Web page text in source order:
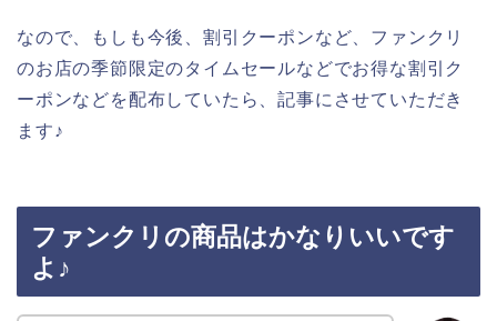
なので、もしも今後、割引クーポンなど、ファンクリ
のお店の季節限定のタイムセールなどでお得な割引ク
ーポンなどを配布していたら、記事にさせていただき
ます♪
ファンクリの商品はかなりいいです
よ♪